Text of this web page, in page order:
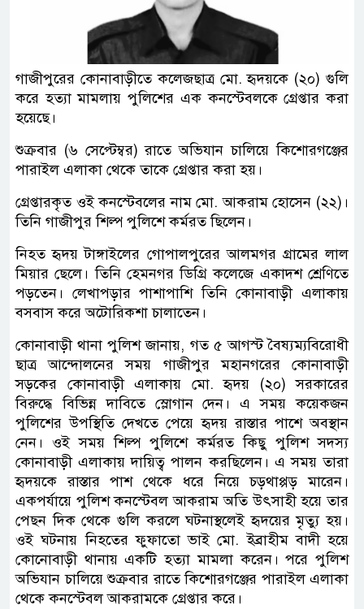
গাজীপুরের কোনাবাড়ীতে কলেজছাত্র মো. হৃদয়কে (২০) গুলি
করে হত্যা মামলায় পুলিশের এক কনস্টেবলকে গ্রেপ্তার করা
হয়েছে।
শুক্রবার (৬ সেপ্টেম্বর) রাতে অভিযান চালিয়ে কিশোরগঞ্জের
পারাইল এলাকা থেকে তাকে গ্রেপ্তার করা হয়।
গ্রেপ্তারকৃত ওই কনস্টেবলের নাম মো. আকরাম হোসেন (২২)।
তিনি গাজীপুর শিল্প পুলিশে কর্মরত ছিলেন।
নিহত হৃদয় টাঙ্গাইলের গোপালপুরের আলমগর গ্রামের লাল
মিয়ার ছেলে। তিনি হেমনগর ডিগ্রি কলেজে একাদশ শ্রেণিতে
পড়তেন। লেখাপড়ার পাশাপাশি তিনি কোনাবাড়ী এলাকায়
বসবাস করে অটোরিকশা চালাতেন।
কোনাবাড়ী থানা পুলিশ জানায়, গত ৫ আগস্ট বৈষ্যম্যবিরোধী
ছাত্র আন্দোলনের সময় গাজীপুর মহানগরের কোনাবাড়ী
সড়কের কোনাবাড়ী এলাকায় মো. হৃদয় (২০) সরকারের
বিরুদ্ধে বিভিন্ন দাবিতে স্লোগান দেন। এ সময় কয়েকজন
পুলিশের উপস্থিতি দেখতে পেয়ে হৃদয় রাস্তার পাশে অবস্থান
নেন। ওই সময় শিল্প পুলিশে কর্মরত কিছু পুলিশ সদস্য
কোনাবাড়ী এলাকায় দায়িত্ব পালন করছিলেন। এ সময় তারা
হৃদয়কে রাস্তার পাশ থেকে ধরে নিয়ে চড়থাপ্পড় মারেন।
একপর্যায়ে পুলিশ কনস্টেবল আকরাম অতি উৎসাহী হয়ে তার
পেছন দিক থেকে গুলি করলে ঘটনাস্থলেই হৃদয়ের মৃত্যু হয়।
ওই ঘটনায় নিহতের ফুফাতো ভাই মো. ইব্রাহীম বাদী হয়ে
কোনোবাড়ী থানায় একটি হত্যা মামলা করেন। পরে পুলিশ
অভিযান চালিয়ে শুক্রবার রাতে কিশোরগঞ্জের পারাইল এলাকা
থেকে কনস্টেবল আকরামকে গ্রেপ্তার করে।